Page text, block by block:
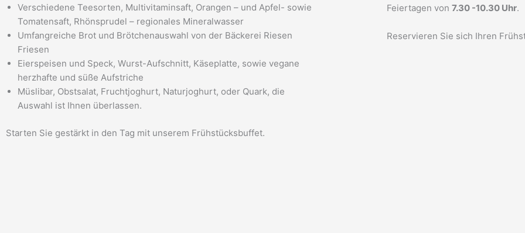
Verschiedene Teesorten, Multivitaminsaft, Orangen – und Apfel- sowie
Tomatensaft, Rhönsprudel – regionales Mineralwasser
Umfangreiche Brot und Brötchenauswahl von der Bäckerei Riesen
Friesen
Eierspeisen und Speck, Wurst-Aufschnitt, Käseplatte, sowie vegane
herzhafte und süße Aufstriche
Müslibar, Obstsalat, Fruchtjoghurt, Naturjoghurt, oder Quark, die
Auswahl ist Ihnen überlassen.
Starten Sie gestärkt in den Tag mit unserem Frühstücksbuffet.
Feiertagen von7.30 -10.30 Uhr.
Reservieren Sie sich Ihren